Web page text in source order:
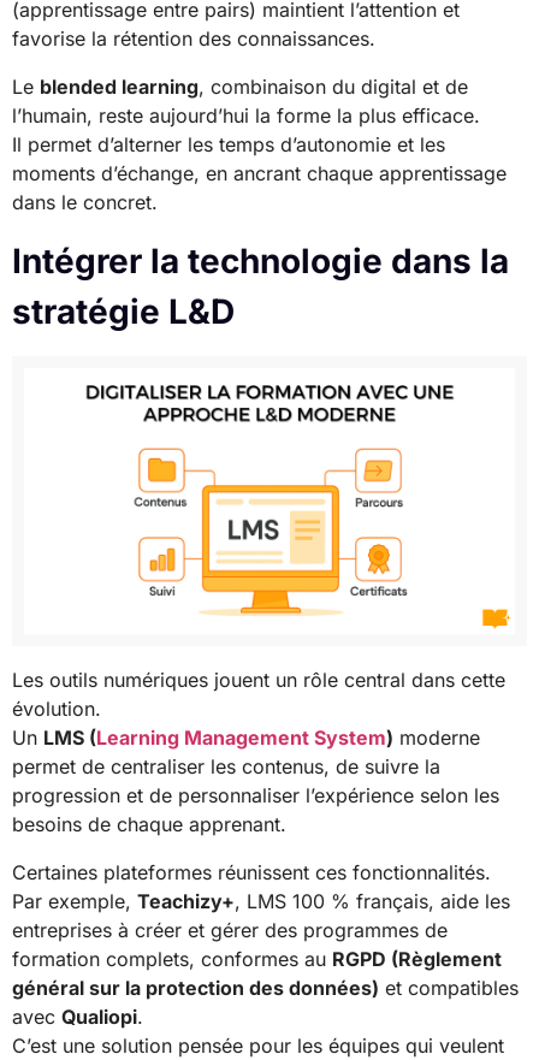
(apprentissage entre pairs) maintient l’attention et
favorise la rétention des connaissances.
Le blended learning, combinaison du digital et de
l’humain, reste aujourd’hui la forme la plus efficace.
Il permet d’alterner les temps d’autonomie et les
moments d’échange, en ancrant chaque apprentissage
dans le concret.
Intégrer la technologie dans la
stratégie L&D
Les outils numériques jouent un rôle central dans cette
évolution.
Un LMS (Learning Management System) moderne
permet de centraliser les contenus, de suivre la
progression et de personnaliser l’expérience selon les
besoins de chaque apprenant.
Certaines plateformes réunissent ces fonctionnalités.
Par exemple, Teachizy+, LMS 100 % français, aide les
entreprises à créer et gérer des programmes de
formation complets, conformes au RGPD (Règlement
général sur la protection des données) et compatibles
avec Qualiopi.
C’est une solution pensée pour les équipes qui veulent